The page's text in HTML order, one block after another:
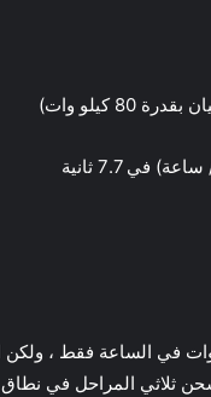
المراحل في نطاق 11- 22 كيلو واط).